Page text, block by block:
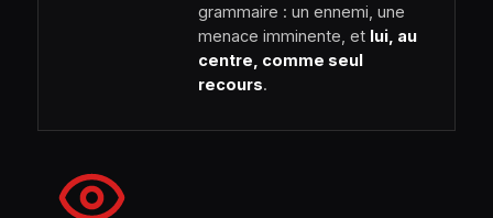
grammaire : un ennemi, une
menace imminente, et lui, au
centre, comme seul
recours.